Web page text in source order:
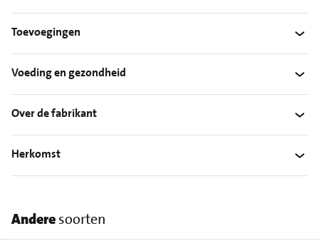
Toevoegingen
Voeding en gezondheid
Over de fabrikant
Herkomst
Anderesoorten